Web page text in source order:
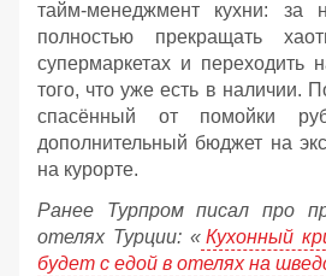
тайм-менеджмент кухни: за
полностью прекращать
супермаркетах и переходить
того, что уже есть в наличии.
спасённый от помойки
дополнительный бюджет на
на курорте.
Ранее Турпром писал про
отелях Турции: « Кухонный
будет с едой в отелях на